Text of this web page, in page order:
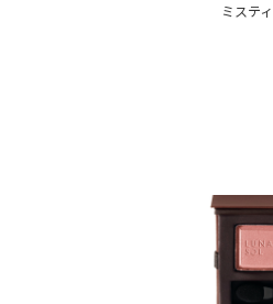
ミステ